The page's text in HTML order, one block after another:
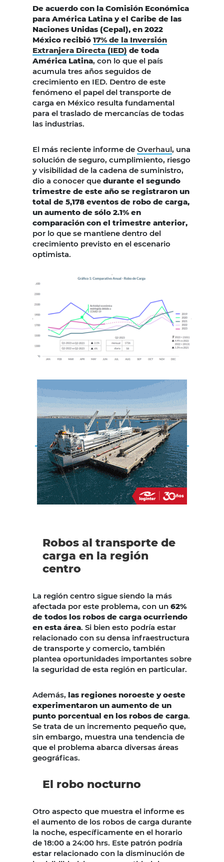
De acuerdo con la Comisión Económica
para América Latina y el Caribe de las
Naciones Unidas (Cepal), en 2022
México recibió 17% de la Inversión
Extranjera Directa (IED) de toda
América Latina, con lo que el país
acumula tres años seguidos de
crecimiento en IED. Dentro de este
fenómeno el papel del transporte de
carga en México resulta fundamental
para el traslado de mercancías de todas
las industrias.
El más reciente informe de Overhaul, una
solución de seguro, cumplimiento, riesgo
y visibilidad de la cadena de suministro,
dio a conocer que durante el segundo
trimestre de este año se registraron un
total de 5,178 eventos de robo de carga,
un aumento de sólo 2.1% en
comparación con el trimestre anterior,
por lo que se mantiene dentro del
crecimiento previsto en el escenario
optimista.
Robos al transporte de
carga en la región
centro
La región centro sigue siendo la más
afectada por este problema, con un 62%
de todos los robos de carga ocurriendo
en esta área. Si bien esto podría estar
relacionado con su densa infraestructura
de transporte y comercio, también
plantea oportunidades importantes sobre
la seguridad de esta región en particular.
Además, las regiones noroeste y oeste
experimentaron un aumento de un
punto porcentual en los robos de carga.
Se trata de un incremento pequeño que,
sin embargo, muestra una tendencia de
que el problema abarca diversas áreas
geográficas.
El robo nocturno
Otro aspecto que muestra el informe es
el aumento de los robos de carga durante
la noche, específicamente en el horario
de 18:00 a 24:00 hrs. Este patrón podría
estar relacionado con la disminución de